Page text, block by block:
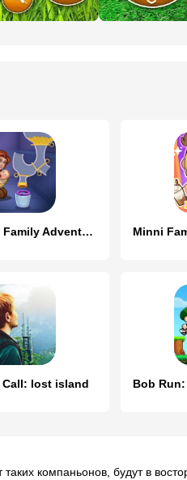
Home Pin 2: Family Adventure
lost island
компаньонов, будут в